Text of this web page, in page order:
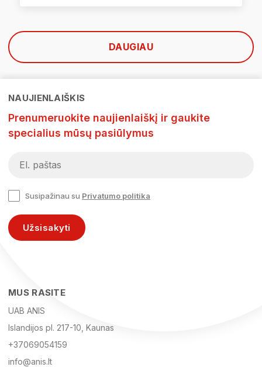
DAUGIAU
NAUJIENLAIŠKIS
Prenumeruokite naujienlaiškį ir gaukite
specialius mūsų pasiūlymus
Susipažinau su Privatumo politika
Užsisakyti
MUS RASITE
UAB ANIS
Islandijos pl. 217-10, Kaunas
+37069054159
info@anis.lt